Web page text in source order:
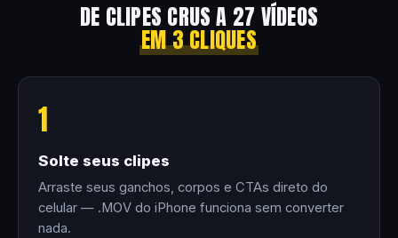
DE CLIPES CRUS A 27 VÍDEOS
EM 3 CLIQUES
1
Solte seus clipes
Arraste seus ganchos, corpos e CTAs direto do
celular — .MOV do iPhone funciona sem converter
nada.